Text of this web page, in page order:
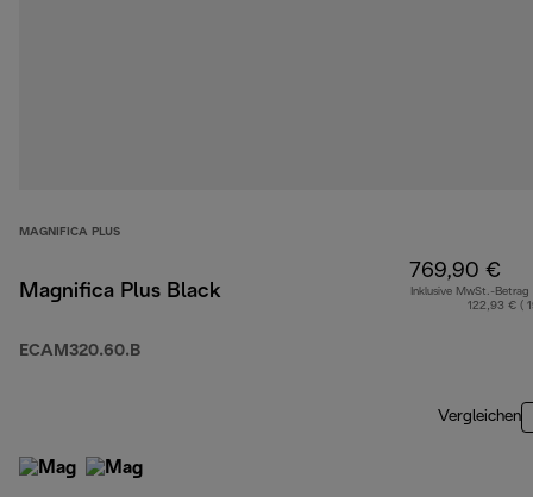
MAGNIFICA PLUS
Magnifica Plus Black
ECAM320.60.B
769,90 €
Inklusive MwSt.-Betrag
122,93 € (
Vergleichen